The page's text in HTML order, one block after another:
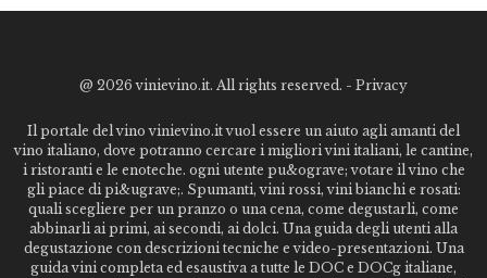
@ 2026 vinievino.it. All rights reserved. - Privacy
Il portale del vino vinievino.it vuol essere un aiuto agli amanti del
vino italiano, dove potranno cercare i migliori vini italiani, le cantine,
i ristoranti e le enoteche. ogni utente pu&ograve; votare il vino che
gli piace di pi&ugrave;. Spumanti, vini rossi, vini bianchi e rosati:
quali scegliere per un pranzo o una cena, come degustarli, come
abbinarli ai primi, ai secondi, ai dolci. Una guida degli utenti alla
degustazione con descrizioni tecniche e video-presentazioni. Una
guida vini completa ed esaustiva a tutte le DOC e DOCg italiane,